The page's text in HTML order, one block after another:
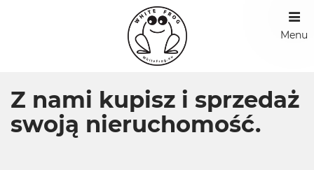
Menu
Z nami kupisz i sprzedaż
swoją nieruchomość.